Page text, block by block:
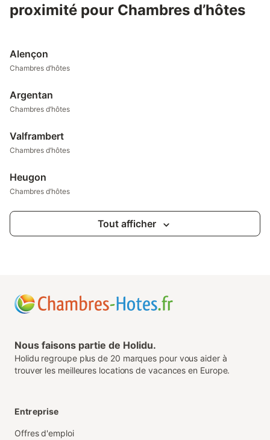
proximité pour Chambres d’hôtes
Alençon
Chambres d’hôtes
Argentan
Chambres d’hôtes
Valframbert
Chambres d’hôtes
Heugon
Chambres d’hôtes
Tout afficher
Nous faisons partie de Holidu.
Holidu regroupe plus de 20 marques pour vous aider à
trouver les meilleures locations de vacances en Europe.
Entreprise
Offres d'emploi